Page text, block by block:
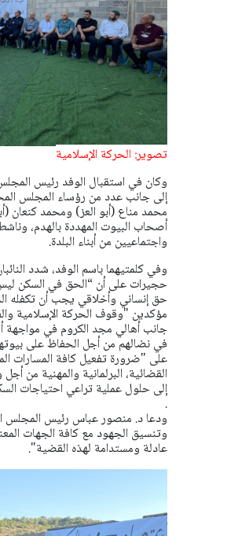
تصوير: الحركة الإسلامية
وكان في استقبال الوفد رئيس
إلى جانب عدد من رؤساء المجلس
محمد مناع (أبو العز) ومحمد كنعان
أصحاب البيوت المهددة بالهدم،
واجتماعيين من أبناء البلدة.
وفي كلمتيهما باسم الوفد، شدد
حجيرات على أن “الحق في السكن
حق إنساني وأخلاقي يجب أن تكفله
مؤكدين "وقوف الحركة الإسلامية
جانب أهالي مجد الكروم في مواجهة
في نضالهم من أجل الحفاظ على
على "ضرورة تفعيل كافة المسارات
القضائية، البرلمانية والمهنية من
إلى حلول عملية تراعي احتياجات
.
ودعا د. منصور عباس رئيس المجلس
وتنسيق الجهود مع كافة الجهات
عادلة ومستدامة لهذه القضية".